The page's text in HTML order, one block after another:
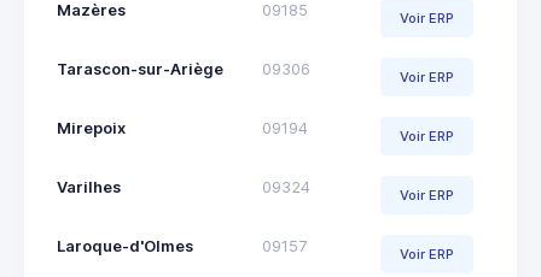
Mazères 09185 Voir ERP
Tarascon-sur-Ariège 09306 Voir ERP
Mirepoix 09194 Voir ERP
Varilhes 09324 Voir ERP
Laroque-d'Olmes 09157 Voir ERP